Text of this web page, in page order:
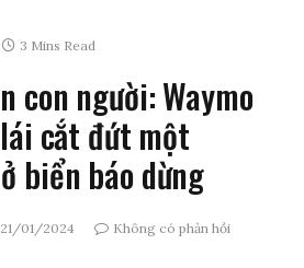
3 Mins Read
con người: Waymo
cắt đứt một
biển báo dừng
21/01/2024
Không có phản hồi